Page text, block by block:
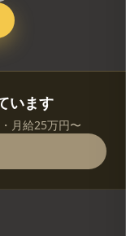
います
月給25万円〜